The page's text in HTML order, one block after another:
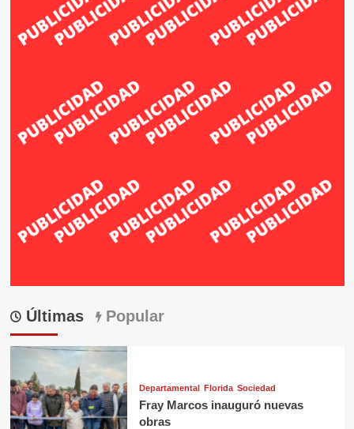
Últimas Popular
Departamental Florida Sociedad
Fray Marcos inauguró nuevas
obras